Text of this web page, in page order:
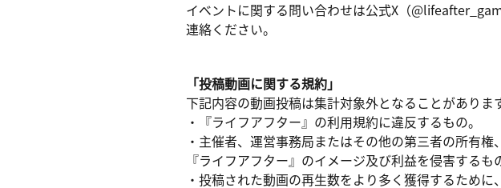
イベントに関する問い合わせは公式X（
連絡ください。
「投稿動画に関する規約」
下記内容の動画投稿は集計対象外となることがありま
・『ライフアフター』の利用規約に違反するもの。
・主催者、運営事務局またはその他の第三者の所有
『ライフアフター』のイメージ及び利益を侵害するも
・投稿された動画の再生数をより多く獲得するため